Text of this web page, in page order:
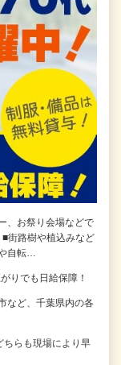
、お祭り会場などで
街路樹や植込みなど
自転…
りでも日給保障！
など、千葉県内の各
らも現場により早